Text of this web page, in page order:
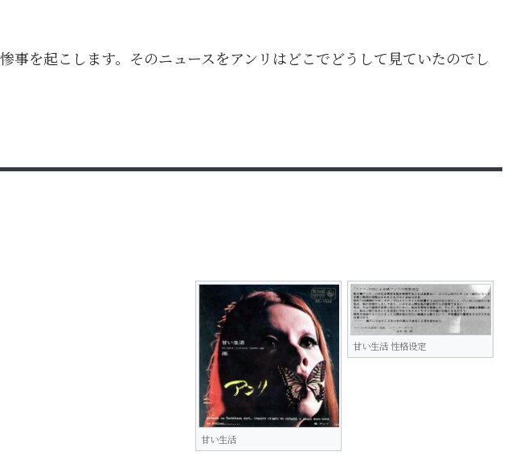
を起こします。そのニュースをアンリはどこでどうして見ていたのでし
甘い生活
甘い生活 性格设定